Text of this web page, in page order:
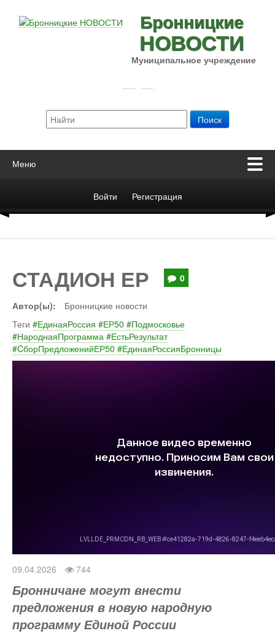
Бронницкие
НОВОСТИ
Муниципальное учреждение
Меню
Войти Регистрация
СТАДИОН ЕР 0
Автор(ы):
Бронницкие новости
Теги #ЕдинаяРоссия #ЕР50 #Подмосковье
#НароднаяПрограмма #ЕстьРезультат
#CборПредложенийЕР50 #ЕдинаяРоссияБронницы
09.04.2026 744
Бронничане могут внести
предложения в новую народную
программу Единой России